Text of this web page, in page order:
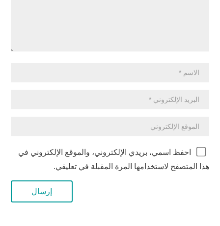
احفظ اسمي، بريدي الإلكتروني، والموقع الإلكتروني في
هذا المتصفح لاستخدامها المرة المقبلة في تعليقي.